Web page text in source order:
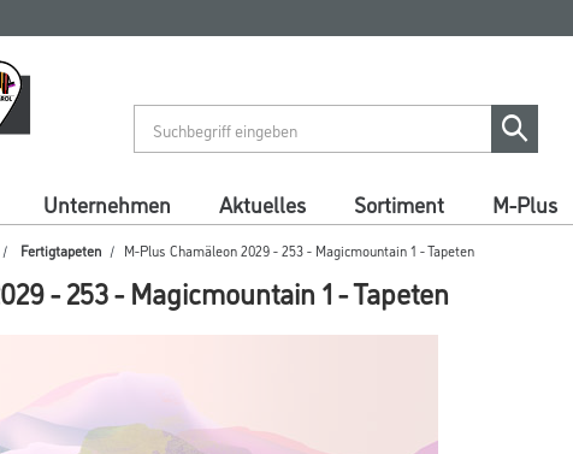
Unternehmen Aktuelles Sortiment M-Plus
Fertigtapeten M-Plus Chamäleon 2029 - 253 - Magicmountain 1 - Tapeten
- 253 - Magicmountain 1 - Tapeten